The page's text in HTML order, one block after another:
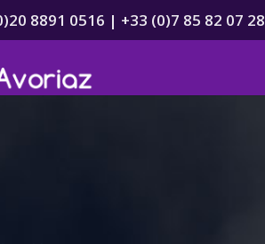
8891 0516 | +33 (0)7 85 82 07 28